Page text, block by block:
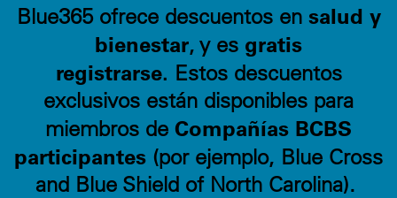
Blue365 ofrece descuentos en salud y
bienestar, y es gratis
registrarse. Estos descuentos
exclusivos están disponibles para
miembros de Compañías BCBS
participantes (por ejemplo, Blue Cross
and Blue Shield of North Carolina).